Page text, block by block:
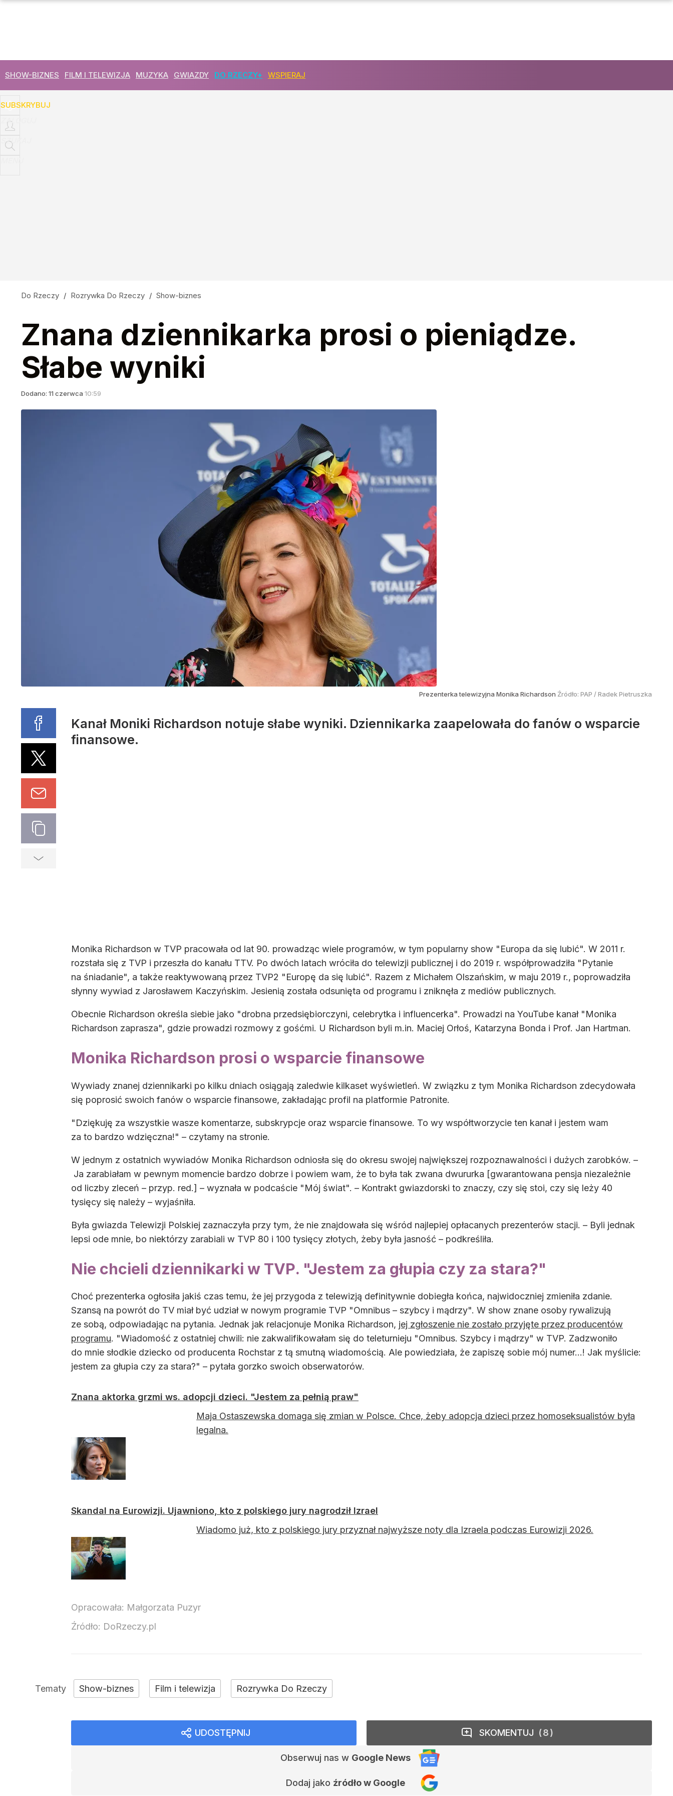
SHOW-BIZNES FILM I TELEWIZJA MUZYKA GWIAZDY DO RZECZY+ WSPIERAJ
SUBSKRYBUJ
ZALOGUJ
SZUKAJ
Do Rzeczy / Rozrywka Do Rzeczy / Show-biznes
Znana dziennikarka prosi o pieniądze.
Słabe wyniki
Dodano: 11 czerwca 10:59
Prezenterka telewizyjna Monika Richardson Źródło: PAP /Radek Pietruszka
Kanał Moniki Richardson notuje słabe wyniki. Dziennikarka zaapelowała do fanów o wsparcie
finansowe.
Monika Richardson w TVP pracowała od lat 90. prowadząc wiele programów, w tym popularny show "Europa da się lubić". W 2011 r.
rozstała się z TVP i przeszła do kanału TTV. Po dwóch latach wróciła do telewizji publicznej i do 2019 r. współprowadziła "Pytanie
na śniadanie", a także reaktywowaną przez TVP2 "Europę da się lubić". Razem z Michałem Olszańskim, w maju 2019 r., poprowadziła
słynny wywiad z Jarosławem Kaczyńskim. Jesienią została odsunięta od programu i zniknęła z mediów publicznych.
Obecnie Richardson określa siebie jako "drobna przedsiębiorczyni, celebrytka i influencerka". Prowadzi na YouTube kanał "Monika
Richardson zaprasza", gdzie prowadzi rozmowy z gośćmi. U Richardson byli m.in. Maciej Orłoś, Katarzyna Bonda i Prof. Jan Hartman.
Monika Richardson prosi o wsparcie finansowe
Wywiady znanej dziennikarki po kilku dniach osiągają zaledwie kilkaset wyświetleń. W związku z tym Monika Richardson zdecydowała
się poprosić swoich fanów o wsparcie finansowe, zakładając profil na platformie Patronite.
"Dziękuję za wszystkie wasze komentarze, subskrypcje oraz wsparcie finansowe. To wy współtworzycie ten kanał i jestem wam
za to bardzo wdzięczna!" – czytamy na stronie.
W jednym z ostatnich wywiadów Monika Richardson odniosła się do okresu swojej największej rozpoznawalności i dużych zarobków. –
Ja zarabiałam w pewnym momencie bardzo dobrze i powiem wam, że to była tak zwana dwururka [gwarantowana pensja niezależnie
od liczby zleceń – przyp. red.] – wyznała w podcaście "Mój świat". – Kontrakt gwiazdorski to znaczy, czy się stoi, czy się leży 40
tysięcy się należy – wyjaśniła.
Była gwiazda Telewizji Polskiej zaznaczyła przy tym, że nie znajdowała się wśród najlepiej opłacanych prezenterów stacji. – Byli jednak
lepsi ode mnie, bo niektórzy zarabiali w TVP 80 i 100 tysięcy złotych, żeby była jasność – podkreśliła.
Nie chcieli dziennikarki w TVP. "Jestem za głupia czy za stara?"
Choć prezenterka ogłosiła jakiś czas temu, że jej przygoda z telewizją definitywnie dobiegła końca, najwidoczniej zmieniła zdanie.
Szansą na powrót do TV miał być udział w nowym programie TVP "Omnibus – szybcy i mądrzy". W show znane osoby rywalizują
ze sobą, odpowiadając na pytania. Jednak jak relacjonuje Monika Richardson, jej zgłoszenie nie zostało przyjęte przez producentów
programu. "Wiadomość z ostatniej chwili: nie zakwalifikowałam się do teleturnieju "Omnibus. Szybcy i mądrzy" w TVP. Zadzwoniło
do mnie słodkie dziecko od producenta Rochstar z tą smutną wiadomością. Ale powiedziała, że zapiszę sobie mój numer...! Jak myślicie:
jestem za głupia czy za stara?" – pytała gorzko swoich obserwatorów.
Znana aktorka grzmi ws. adopcji dzieci. "Jestem za pełnią praw"
Maja Ostaszewska domaga się zmian w Polsce. Chce, żeby adopcja dzieci przez homoseksualistów była
legalna.
Skandal na Eurowizji. Ujawniono, kto z polskiego jury nagrodził Izrael
Wiadomo już, kto z polskiego jury przyznał najwyższe noty dla Izraela podczas Eurowizji 2026.
Opracowała: Małgorzata Puzyr
Źródło: DoRzeczy.pl
Show-biznes Film i telewizja Rozrywka Do Rzeczy
UDOSTĘPNIJ
Obserwuj nas w Google News
Dodaj jako źródło w Google
SKOMENTUJ 8